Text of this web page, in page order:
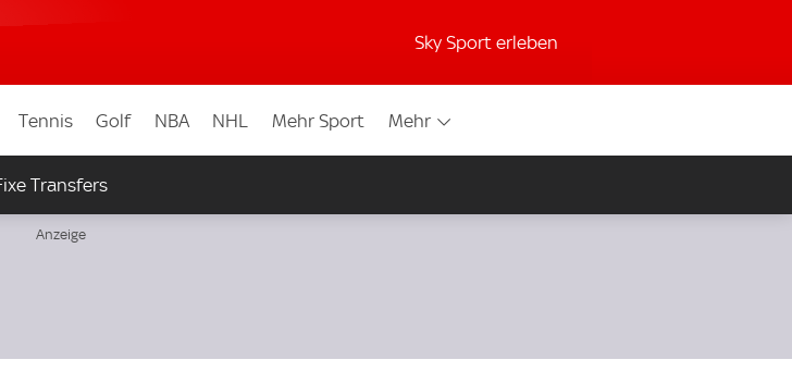
Sky Sport erleben
Tennis Golf NBA NHL Mehr Sport Mehr
Transfers